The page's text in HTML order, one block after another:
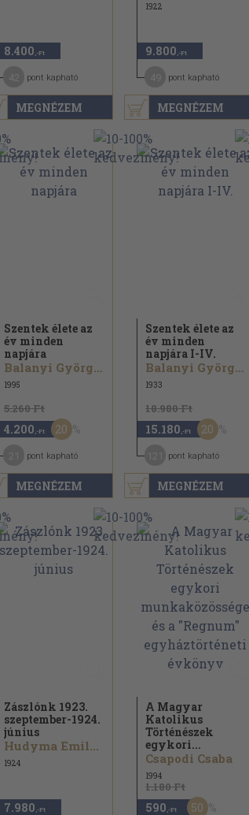
MEGNÉZEM
8.400 ,-Ft
pont kapható
MEGNÉZEM
1922
9.800 ,-Ft
pont kapható
MEGNÉZEM
Szentek élete az
év minden
napjára
Balanyi György...
1995
5.260 Ft
4.200 ,-Ft 20
pont kapható
MEGNÉZEM
Szentek élete az
év minden
napjára I-IV.
Balanyi György...
1933
18.980 Ft
15.180 ,-Ft 20
pont kapható
Zászlónk 1923.
szeptember-1924.
június
Hudyma Emil...
1924
7.980 ,-Ft
A Magyar
Katolikus
Történészek
egykori...
Csapodi Csaba
1994
1.180 Ft
590 ,-Ft 50